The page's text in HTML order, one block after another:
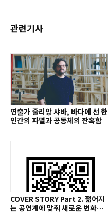
관련기사
연출가 줄리앙 샤바, 바다에 선 한
인간의 파멸과 공동체의 잔혹함
COVER STORY Part 2. 젊어지
는 공연계에 맞춰 새로운 변화를